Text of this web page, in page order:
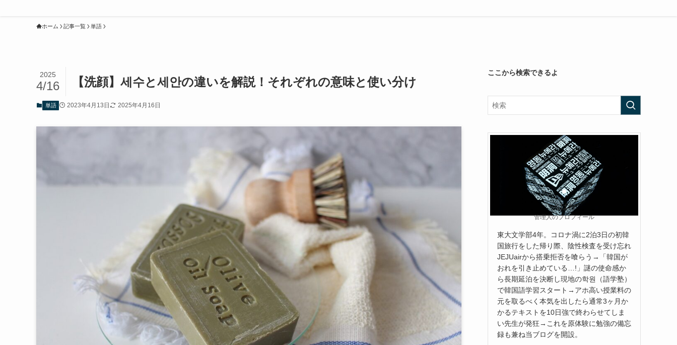
ホーム 記事一覧 単語
【洗顔】세수と세안の違いを解説！それぞれの意味と使い分け
2025
4/16
単語 2023年4月13日 2025年4月16日
ここから検索できるよ
うぱお
管理人のプロフィール
東大文学部4年。コロナ渦に2泊3日の初韓
国旅行をした帰り際、陰性検査を受け忘れ
JEJUairから搭乗拒否を喰らう→「韓国が
おれを引き止めている…!」謎の使命感か
ら長期延泊を決断し現地の학원（語学塾）
で韓国語学習スタート→アホ高い授業料の
元を取るべく本気を出したら通常3ヶ月か
かるテキストを10日強で終わらせてしま
い先生が発狂→これを原体験に勉強の備忘
録も兼ね当ブログを開設。